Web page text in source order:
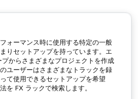
ォーマンス時に使用する特定の一般
りセットアップを持っています。エ
からさまざまなプロジェクトを作成
ユーザーはさまざまなトラックを録
て使用できるセットアップを希望
を FX ラックで検索します。